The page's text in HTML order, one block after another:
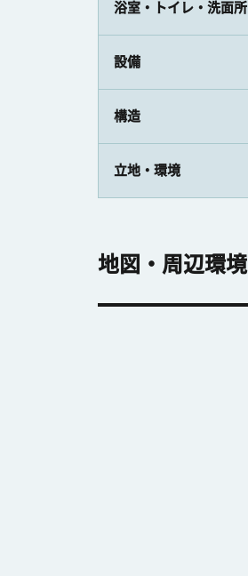
浴室・トイレ・洗面所
設備
構造
立地・環境
地図・周辺環境